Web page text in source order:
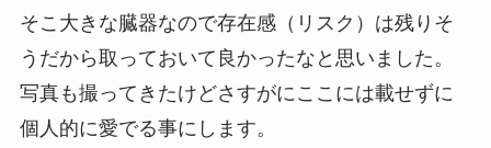
そこ大きな臓器なので存在感（リスク）は残りそ
うだから取っておいて良かったなと思いました。
写真も撮ってきたけどさすがにここには載せずに
個人的に愛でる事にします。